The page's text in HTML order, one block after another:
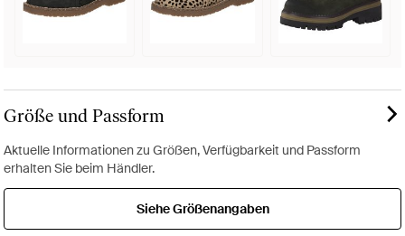
Größe und Passform
Aktuelle Informationen zu Größen, Verfügbarkeit und Passform
erhalten Sie beim Händler.
Siehe Größenangaben